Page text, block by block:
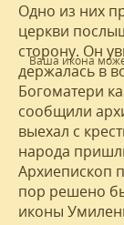
Ваша икона
Одно из них
церкви
сторону. Он
держалась в
Богоматери
сообщили
выехал с
народа
Архиепископ
пор решено
иконы